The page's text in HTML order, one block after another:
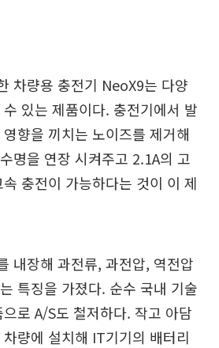
차량용 충전기 NeoX9는 다양
있는 제품이다. 충전기에서 발
향을 끼치는 노이즈를 제거해
명을 연장 시켜주고 2.1A의 고
충전이 가능하다는 것이 이 제
내장해 과전류, 과전압, 역전압
특징을 가졌다. 순수 국내 기술
로 A/S도 철저하다. 작고 아담
량에 설치해 IT기기의 배터리